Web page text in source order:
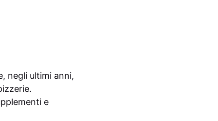
negli ultimi anni,
e